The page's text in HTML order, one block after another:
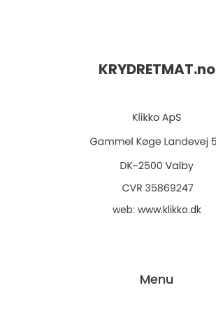
KRYDRETMAT.no
web: www.klikko.dk
Menu